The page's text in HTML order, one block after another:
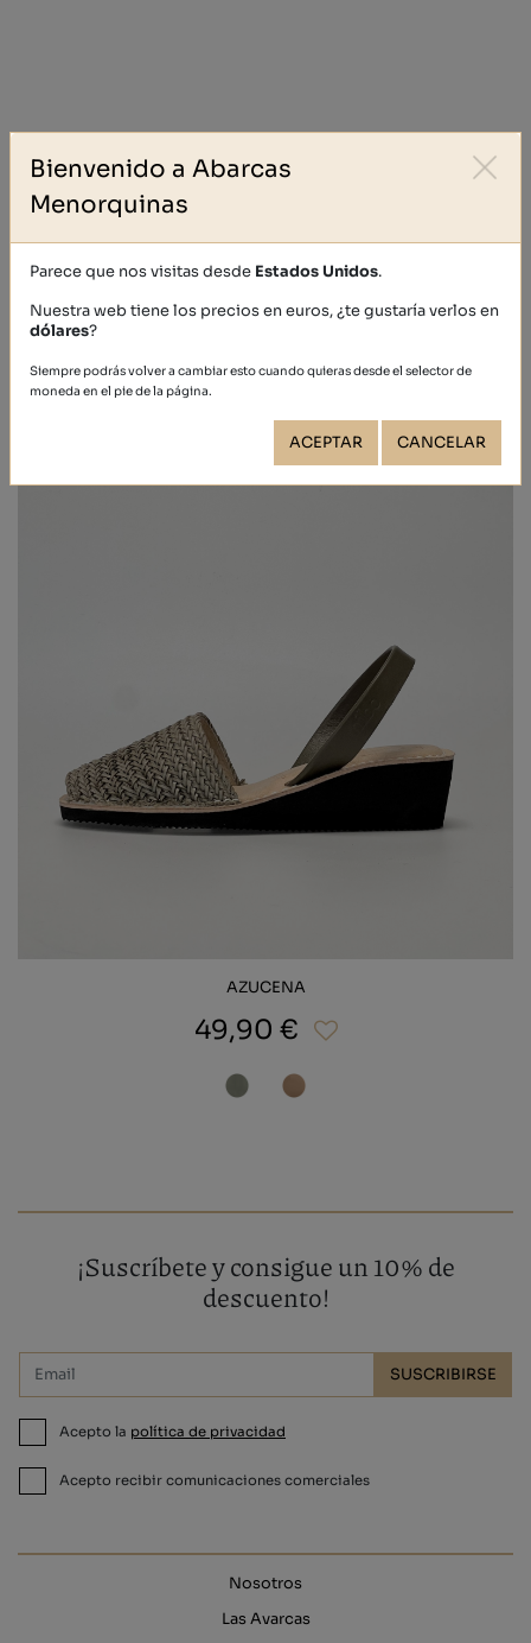
DEVOLUCIONES (?)
Otras personas también compraron
AZUCENA
49,90 €
¡Suscríbete y consigue un 10% de
descuento!
SUSCRIBIRSE
Acepto la política de privacidad
Acepto recibir comunicaciones comerciales
Nosotros
Las Avarcas
Bienvenido a Abarcas
Menorquinas
Parece que nos visitas desde Estados Unidos.
Nuestra web tiene los precios en euros, ¿te gustaría verlos en
dólares?
Siempre podrás volver a cambiar esto cuando quieras desde el selector de
moneda en el pie de la página.
ACEPTAR CANCELAR